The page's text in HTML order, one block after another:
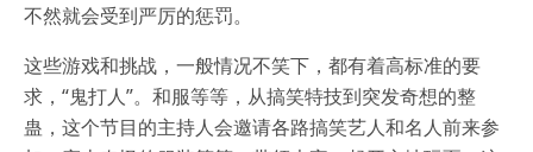
不然就会受到严厉的惩罚。
这些游戏和挑战，一般情况不笑下，都有着高标准的要
求，“鬼打人”。和服等等，从搞笑特技到突发奇想的整
蛊，这个节目的主持人会邀请各路搞笑艺人和名人前来参